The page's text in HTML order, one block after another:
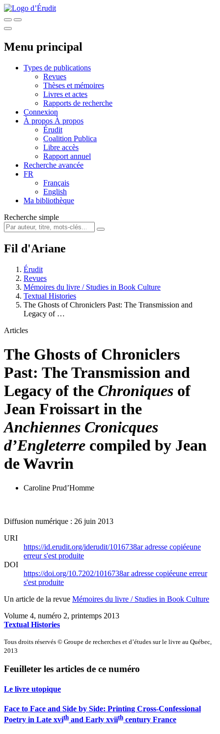
Menu principal
Types de publications
Revues
Thèses et mémoires
Livres et actes
Rapports de recherche
Connexion
À propos À propos
Érudit
Coalition Publica
Libre accès
Rapport annuel
Recherche avancée
FR
Français
English
Ma bibliothèque
Recherche simple
Fil d'Ariane
Érudit
Revues
Mémoires du livre / Studies in Book Culture
Textual Histories
The Ghosts of Chroniclers Past: The Transmission and
Legacy of …
Articles
The Ghosts of Chroniclers
Past: The Transmission and
Legacy of the Chroniques of
Jean Froissart in the
Anchiennes Cronicques
d’Engleterre compiled by Jean
de Wavrin
Caroline Prud’Homme
Diffusion numérique : 26 juin 2013
URI
https://id.erudit.org/iderudit/1016738aradresse copiéeune
erreur s'est produite
DOI
https://doi.org/10.7202/1016738aradresse copiéeune erreur
s'est produite
Un article de la revue Mémoires du livre / Studies in Book Culture
Volume 4, numéro 2, printemps 2013
Textual Histories
Tous droits réservés © Groupe de recherches et d’études sur le livre au Québec,
2013
Feuilleter les articles de ce numéro
Le livre utopique
Face to Face and Side by Side: Printing Cross-Confessional
Poetry in Late xvith and Early xviith century France